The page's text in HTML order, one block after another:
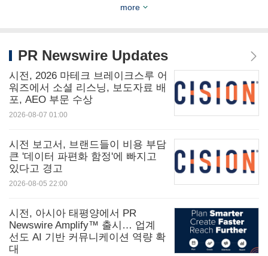
A:AEO(답변 엔진 최적화)는 검색 엔진 스니펫이나
음성 어시스턴트가 쉽게 활용될 수 있도록 직접적인
답변을 제공하는 형태로 콘텐츠를 구조화하는 데 중
점을 둔다.GEO(생성형 엔진 최적화)는 생성형 AI가
록 구조화하는 방식이다. 보도자료는 사실에 기반해
명확한 형식으로 구성되어 있어 AI가 신뢰할 수 있는
두에 자연스럽게 최적화되어 있다.
Q: PR 뉴스와이어는 AI 봇이 콘텐츠를 스캔하도록
more
PR Newswire Updates
시전, 2026 마테크 브레이크스루 어
워즈에서 소셜 리스닝, 보도자료 배
포, AEO 부문 수상
2026-08-07 01:00
시전 보고서, 브랜드들이 비용 부담
큰 '데이터 파편화 함정'에 빠지고
있다고 경고
2026-08-05 22:00
시전, 아시아 태평양에서 PR
Newswire Amplify™ 출시… 업계
선도 AI 기반 커뮤니케이션 역량 확
대